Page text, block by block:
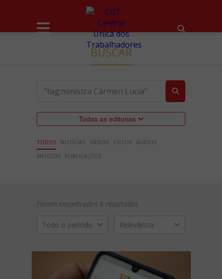
BUSCAR
Todas as editorias
TODOS NOTÍCIAS VÍDEOS FOTOS ÁUDIOS
ARTIGOS
PUBLICAÇÕES
Foram encontrados 8 resultados
Todo o período Relevância